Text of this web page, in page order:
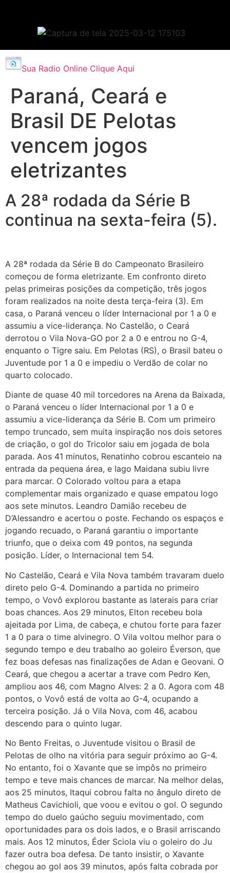
Sua Radio Online Clique Aqui
Paraná, Ceará e
Brasil DE Pelotas
vencem jogos
eletrizantes
A 28ª rodada da Série B
continua na sexta-feira (5).
A 28ª rodada da Série B do Campeonato Brasileiro
começou de forma eletrizante. Em confronto direto
pelas primeiras posições da competição, três jogos
foram realizados na noite desta terça-feira (3). Em
casa, o Paraná venceu o líder Internacional por 1 a 0 e
assumiu a vice-liderança. No Castelão, o Ceará
derrotou o Vila Nova-GO por 2 a 0 e entrou no G-4,
enquanto o Tigre saiu. Em Pelotas (RS), o Brasil bateu o
Juventude por 1 a 0 e impediu o Verdão de colar no
quarto colocado.
Diante de quase 40 mil torcedores na Arena da Baixada,
o Paraná venceu o líder Internacional por 1 a 0 e
assumiu a vice-liderança da Série B. Com um primeiro
tempo truncado, sem muita inspiração nos dois setores
de criação, o gol do Tricolor saiu em jogada de bola
parada. Aos 41 minutos, Renatinho cobrou escanteio na
entrada da pequena área, e Iago Maidana subiu livre
para marcar. O Colorado voltou para a etapa
complementar mais organizado e quase empatou logo
aos sete minutos. Leandro Damião recebeu de
D’Alessandro e acertou o poste. Fechando os espaços e
jogando recuado, o Paraná garantiu o importante
triunfo, que o deixa com 49 pontos, na segunda
posição. Líder, o Internacional tem 54.
No Castelão, Ceará e Vila Nova também travaram duelo
direto pelo G-4. Dominando a partida no primeiro
tempo, o Vovô explorou bastante as laterais para criar
boas chances. Aos 29 minutos, Elton recebeu bola
ajeitada por Lima, de cabeça, e chutou forte para fazer
1 a 0 para o time alvinegro. O Vila voltou melhor para o
segundo tempo e deu trabalho ao goleiro Éverson, que
fez boas defesas nas finalizações de Adan e Geovani. O
Ceará, que chegou a acertar a trave com Pedro Ken,
ampliou aos 46, com Magno Alves: 2 a 0. Agora com 48
pontos, o Vovô está de volta ao G-4, ocupando a
terceira posição. Já o Vila Nova, com 46, acabou
descendo para o quinto lugar.
No Bento Freitas, o Juventude visitou o Brasil de
Pelotas de olho na vitória para seguir próximo ao G-4.
No entanto, foi o Xavante que se impôs no primeiro
tempo e teve mais chances de marcar. Na melhor delas,
aos 25 minutos, Itaqui cobrou falta no ângulo direto de
Matheus Cavichioli, que voou e evitou o gol. O segundo
tempo do duelo gaúcho seguiu movimentado, com
oportunidades para os dois lados, e o Brasil arriscando
mais. Aos 12 minutos, Éder Sciola viu o goleiro do Ju
fazer outra boa defesa. De tanto insistir, o Xavante
chegou ao gol aos 39 minutos, após falta cobrada por